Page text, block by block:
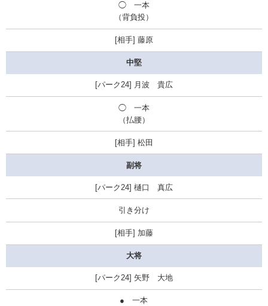
◯一本
（背負投）
藤原
中堅
月波 貴広
◯一本
（払腰）
松田
副将
樋口 真広
引き分け
加藤
大将
矢野 大地
● 一本